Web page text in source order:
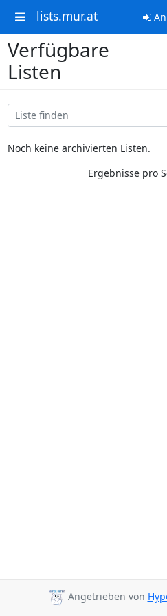
lists.mur.at
Verfügbare
Listen
Noch keine archivierten Listen.
Ergebnisse pro
Angetrieben von